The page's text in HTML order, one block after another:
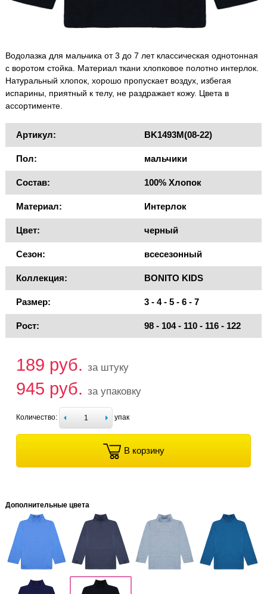
Водолазка для мальчика от 3 до 7 лет классическая однотонная
с воротом стойка. Материал ткани хлопковое полотно интерлок.
Натуральный хлопок, хорошо пропускает воздух, избегая
испарины, приятный к телу, не раздражает кожу. Цвета в
ассортименте.
Артикул: BK1493M(08-22)
Пол: мальчики
Состав: 100% Хлопок
Материал: Интерлок
Цвет: черный
Сезон: всесезонный
Коллекция: BONITO KIDS
Размер: 3 - 4 - 5 - 6 - 7
Рост: 98 - 104 - 110 - 116 - 122
189 руб. за штуку
945 руб. за упаковку
Количество: упак
В корзину
Дополнительные цвета